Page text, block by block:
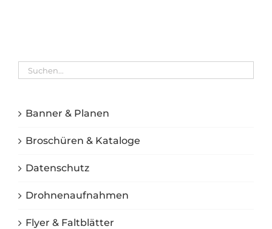
Banner & Planen
Broschüren & Kataloge
Datenschutz
Drohnenaufnahmen
Flyer & Faltblätter